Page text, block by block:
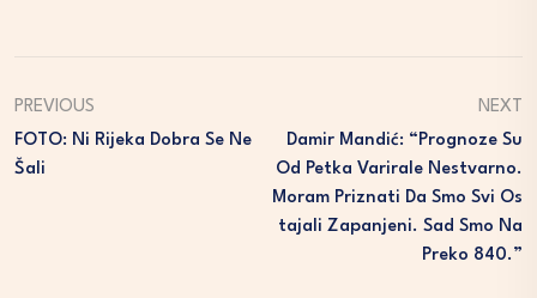
PREVIOUS
FOTO: Ni Rijeka Dobra Se Ne
Šali
NEXT
Damir Mandić: “Prognoze Su
Od Petka Varirale Nestvarno.
Moram Priznati Da Smo Svi Os
Tajali Zapanjeni. Sad Smo Na
Preko 840.”